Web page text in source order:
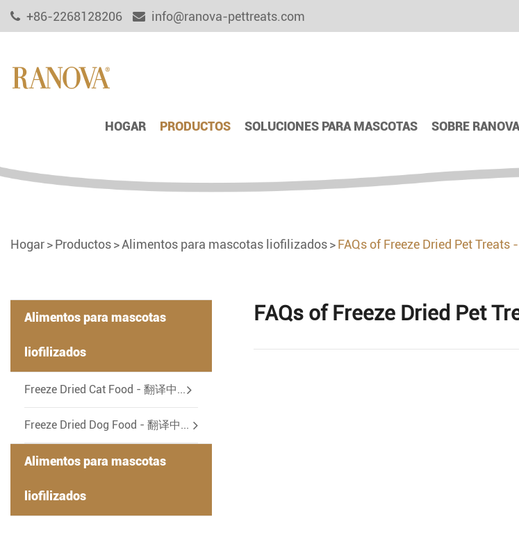
+86-2268128206 info@ranova-pettreats.com
HOGAR PRODUCTOS SOLUCIONES PARA MASCOTAS SOBRE RANOVA
Hogar Productos Alimentos para mascotas liofilizados FAQs of Freeze Dried Pet Treats
Alimentos para mascotas
liofilizados
Freeze Dried Cat Food - 翻译中...
Freeze Dried Dog Food - 翻译中...
Alimentos para mascotas
liofilizados
FAQs of Freeze Dried Pet